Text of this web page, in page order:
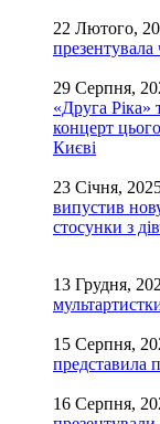
22 Лютого,
29 Серпня,
«Друга
концерт
Києві
23 Січня,
випустив
стосунки з
13 Грудня,
15 Серпня,
представила
16 Серпня,